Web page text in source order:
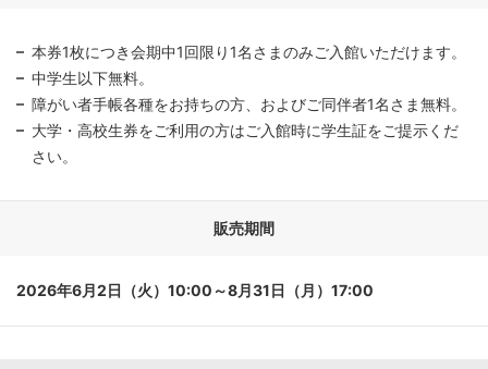
本券1枚につき会期中1回限り1名さまのみご入館いただけます。
中学生以下無料。
障がい者手帳各種をお持ちの方、およびご同伴者1名さま無料。
大学・高校生券をご利用の方はご入館時に学生証をご提示くだ
さい。
販売期間
2026年6月2日（火）10:00～8月31日（月）17:00